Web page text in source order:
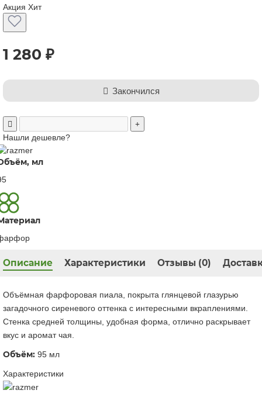
Акция Хит
1 280 ₽
Закончился
Нашли дешевле?
мл
Описание Характеристики Отзывы (0)
Объёмная фарфоровая пиала, покрыта глянцевой глазурью
загадочного сиреневого оттенка с интересными вкраплениями.
Стенка средней толщины, удобная форма, отлично раскрывает
вкус и аромат чая.
Объём: 95 мл
Характеристики